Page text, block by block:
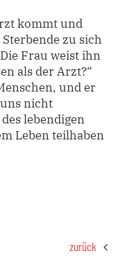
kommt und
zu sich
Frau weist ihn
als der Arzt?“
und er
nicht
lebendigen
Leben teilhaben
zurück